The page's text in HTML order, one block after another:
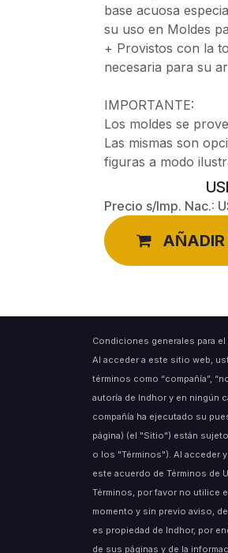
base acuosa
su uso en Moldes
+ Provistos con la
necesaria para su
IMPORTANTE:
Los moldes se
Las mismas son
figuras a modo
Precio s/Imp. Nac.:
Condiciones generales para
Al acceder a este sitio web,
términos como “compañía”,
autoría de Indhor y en ningún
compañía ha ejecutado su
página) (el "Sitio") están
o los "Términos"). Al acceder
este acuerdo de Términos de
Términos, por favor no utilice
momento y sin previo aviso,
es propiedad de Indhor, por
de sus páginas y de la